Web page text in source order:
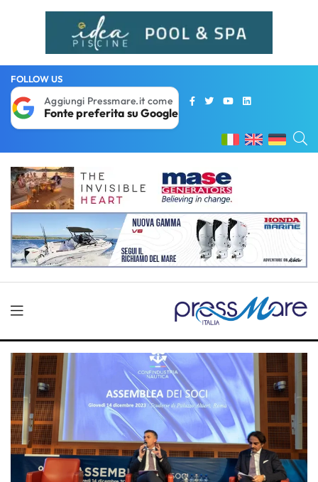
FOLLOW US
Aggiungi Pressmare.it come
Fonte preferita su Google